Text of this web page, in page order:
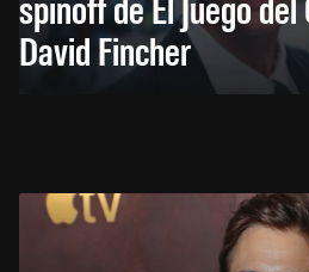
David Fincher